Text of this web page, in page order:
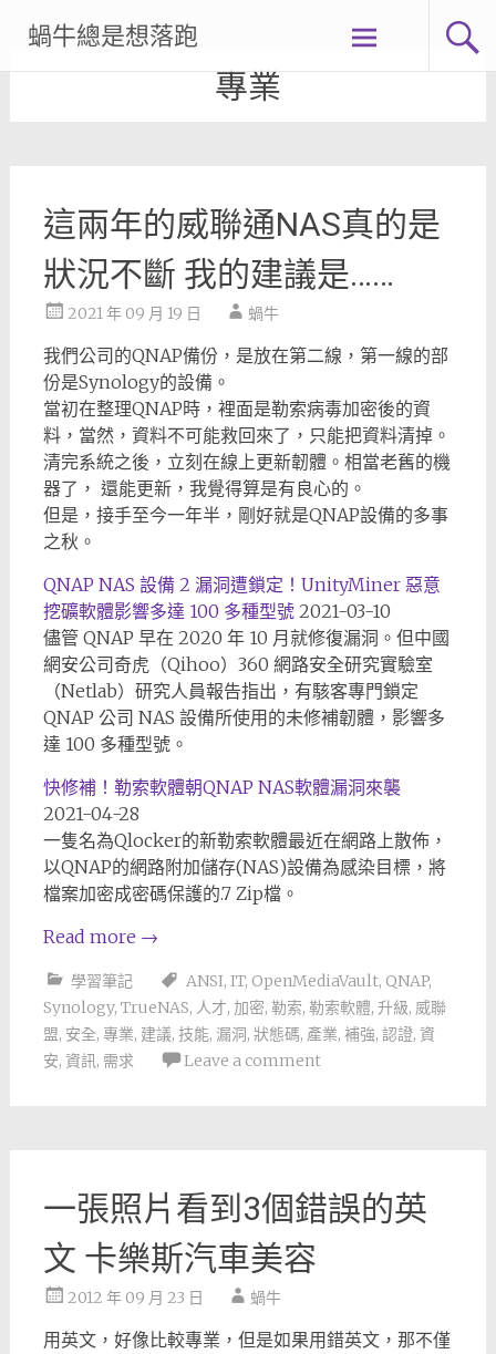
content
蝸牛總是想落跑
專業
這兩年的威聯通NAS真的是
狀況不斷 我的建議是……
2021 年 09 月 19 日 蝸牛
我們公司的QNAP備份，是放在第二線，第一線的部
份是Synology的設備。
當初在整理QNAP時，裡面是勒索病毒加密後的資
料，當然，資料不可能救回來了，只能把資料清掉。
清完系統之後，立刻在線上更新韌體。相當老舊的機
器了， 還能更新，我覺得算是有良心的。
但是，接手至今一年半，剛好就是QNAP設備的多事
之秋。
QNAP NAS 設備 2 漏洞遭鎖定！UnityMiner 惡意
挖礦軟體影響多達 100 多種型號2021-03-10
儘管 QNAP 早在 2020 年 10 月就修復漏洞。但中國
網安公司奇虎（Qihoo）360 網路安全研究實驗室
（Netlab）研究人員報告指出，有駭客專門鎖定
QNAP 公司 NAS 設備所使用的未修補韌體，影響多
達 100 多種型號。
快修補！勒索軟體朝QNAP NAS軟體漏洞來襲
2021-04-28
一隻名為Qlocker的新勒索軟體最近在網路上散佈，
以QNAP的網路附加儲存(NAS)設備為感染目標，將
檔案加密成密碼保護的.7 Zip檔。
Read more →
學習筆記 ANSI, IT, OpenMediaVault, QNAP,
Synology, TrueNAS, 人才, 加密, 勒索, 勒索軟體, 升級, 威聯
盟, 安全, 專業, 建議, 技能, 漏洞, 狀態碼, 產業, 補強, 認證, 資
安, 資訊, 需求 Leave a comment
一張照片看到3個錯誤的英
文 卡樂斯汽車美容
2012 年 09 月 23 日 蝸牛
用英文，好像比較專業，但是如果用錯英文，那不僅